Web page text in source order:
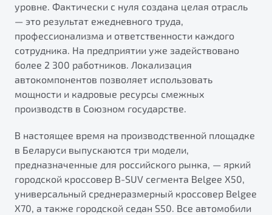
Обзор В наличии
уровне. Фактически с нуля создана целая отрасль
— это результат ежедневного труда,
профессионализма и ответственности каждого
сотрудника. На предприятии уже задействовано
более 2 300 работников. Локализация
автокомпонентов позволяет использовать
мощности и кадровые ресурсы смежных
производств в Союзном государстве.
В настоящее время на производственной площадке
в Беларуси выпускаются три модели,
предназначенные для российского рынка, — яркий
городской кроссовер B-SUV сегмента Belgee X50,
универсальный среднеразмерный кроссовер Belgee
X70, а также городской седан S50. Все автомобили